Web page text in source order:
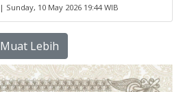
| Sunday, 10 May 2026 19:44 WIB
Muat Lebih